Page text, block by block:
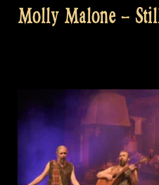
Molly Malone –